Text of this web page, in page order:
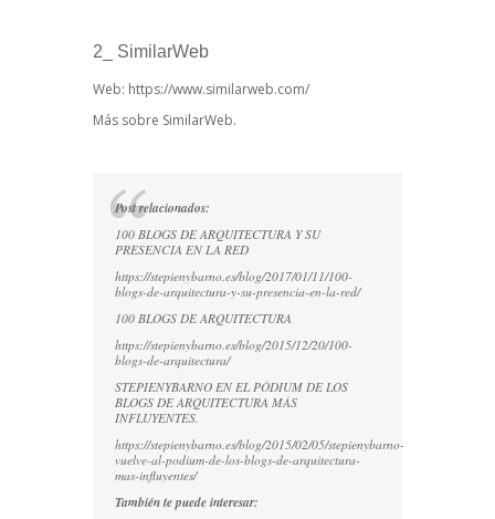
2_ SimilarWeb
Web: https://www.similarweb.com/
Más sobre SimilarWeb.
Post relacionados:
100 BLOGS DE ARQUITECTURA Y SU
PRESENCIA EN LA RED
https://stepienybarno.es/blog/2017/01/11/100-
blogs-de-arquitectura-y-su-presencia-en-la-red/
100 BLOGS DE ARQUITECTURA
https://stepienybarno.es/blog/2015/12/20/100-
blogs-de-arquitectura/
STEPIENYBARNO EN EL PÓDIUM DE LOS
BLOGS DE ARQUITECTURA MÁS
INFLUYENTES.
https://stepienybarno.es/blog/2015/02/05/stepienybarno-
vuelve-al-podium-de-los-blogs-de-arquitectura-
mas-influyentes/
También te puede interesar: